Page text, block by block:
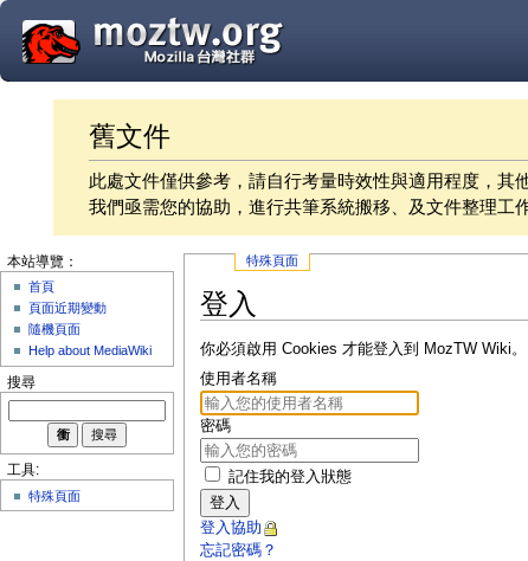
舊文件
此處文件僅供參考，請自行考量時效性與適用程度，其
我們亟需您的協助，進行共筆系統搬移、及文件整理工
特殊頁面
登入
你必須啟用 Cookies 才能登入到 MozTW Wiki。
使用者名稱
密碼
記住我的登入狀態
登入
登入協助
忘記密碼？
本站導覽：
首頁
頁面近期變動
隨機頁面
Help about MediaWiki
搜尋
工具:
特殊頁面